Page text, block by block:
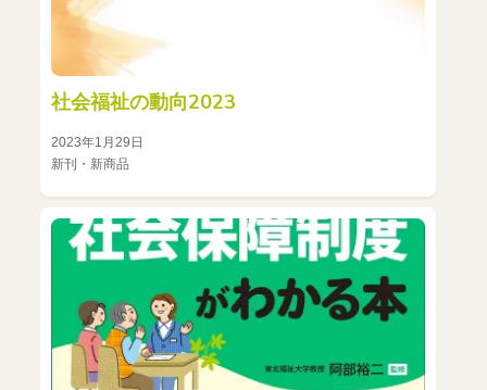
社会福祉の動向2023
2023年1月29日
新刊・新商品